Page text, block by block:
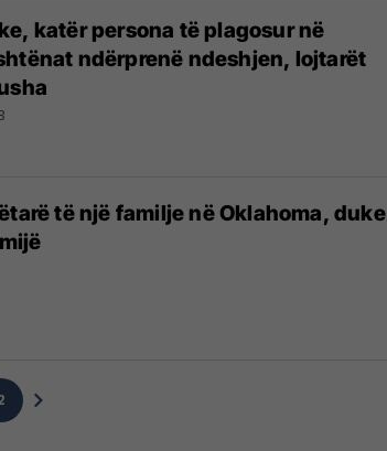
katër persona të plagosur në
ndërprenë ndeshjen, lojtarët
të një familje në Oklahoma, duke